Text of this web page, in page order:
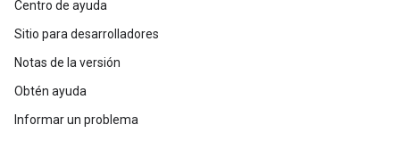
Centro de ayuda
Sitio para desarrolladores
Notas de la versión
Obtén ayuda
Informar un problema